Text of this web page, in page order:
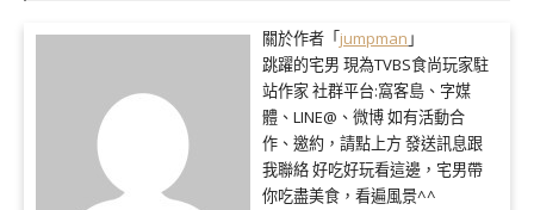
關於作者「 jumpman 」
跳躍的宅男 現為TVBS食尚玩家駐
站作家 社群平台:窩客島、字媒
體、LINE@、微博 如有活動合
作、邀約，請點上方 發送訊息跟
我聯絡 好吃好玩看這邊，宅男帶
你吃盡美食，看遍風景^^